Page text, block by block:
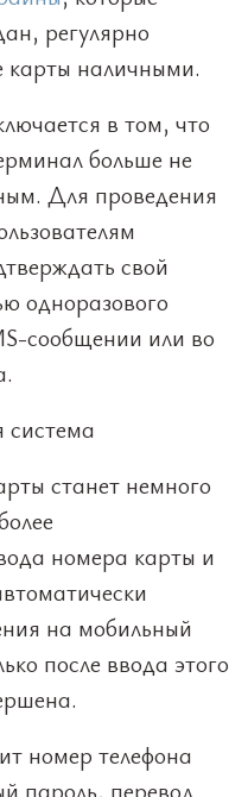
регулярно
карты наличными.
в том, что
больше не
Для проведения
свой
одноразового
сообщении или во
система
станет немного
номера карты и
на мобильный
после ввода этого
номер телефона
пароль, перевод